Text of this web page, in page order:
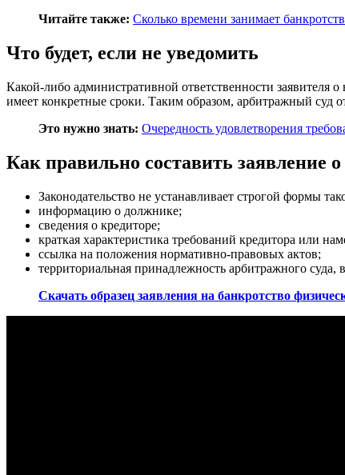
Читайте также: Сколько времени занимает
Что будет, если не уведомить
Какой-либо административной ответственности заявителя
имеет конкретные сроки. Таким образом, арбитражный суд
Это нужно знать: Очередность удовлетворения
Как правильно составить заявление
Законодательство не устанавливает строгой формы
информацию о должнике;
сведения о кредиторе;
краткая характеристика требований кредитора или
ссылка на положения нормативно-правовых актов;
территориальная принадлежность арбитражного суда,
Скачать образец заявления на банкротство